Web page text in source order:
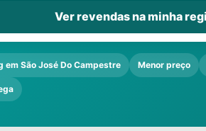
Ver revendas na minha
em São José Do Campestre Menor preço